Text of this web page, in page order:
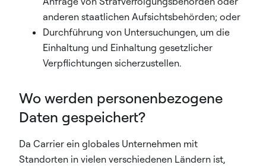
anderen staatlichen Aufsichtsbehörden; oder
Durchführung von Untersuchungen, um die
Einhaltung und Einhaltung gesetzlicher
Verpflichtungen sicherzustellen.
Wo werden personenbezogene
Daten gespeichert?
Da Carrier ein globales Unternehmen mit
Standorten in vielen verschiedenen Ländern ist,